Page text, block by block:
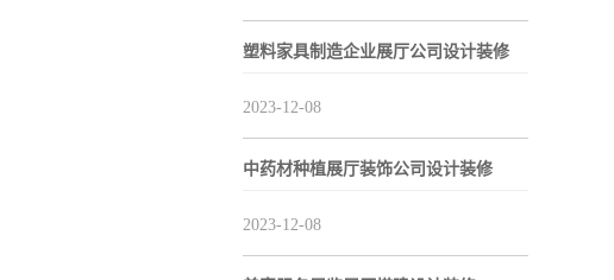
塑料家具制造企业展厅公司设计装修
2023-12-08
中药材种植展厅装饰公司设计装修
2023-12-08